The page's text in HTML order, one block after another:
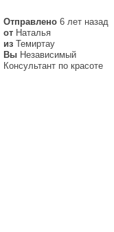
Отправлено 6 лет назад
от Наталья
из Темиртау
Вы Независимый
Консультант по красоте